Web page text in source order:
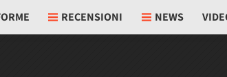
RECENSIONI NEWS